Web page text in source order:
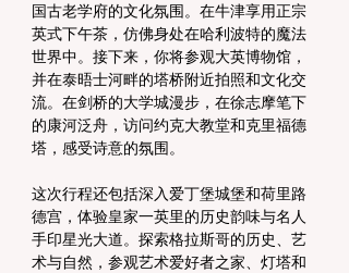
国古老学府的文化氛围。在牛津享用正宗
英式下午茶，仿佛身处在哈利波特的魔法
世界中。接下来，你将参观大英博物馆，
并在泰晤士河畔的塔桥附近拍照和文化交
流。在剑桥的大学城漫步，在徐志摩笔下
的康河泛舟，访问约克大教堂和克里福德
塔，感受诗意的氛围。
这次行程还包括深入爱丁堡城堡和荷里路
德宫，体验皇家一英里的历史韵味与名人
手印星光大道。探索格拉斯哥的历史、艺
术与自然，参观艺术爱好者之家、灯塔和